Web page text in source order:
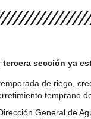
sección ya
de riego,
temprano
General de